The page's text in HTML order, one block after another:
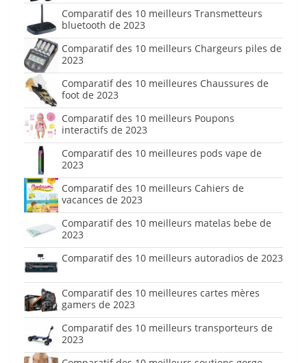
Comparatif des 10 meilleurs Transmetteurs
bluetooth de 2023
Comparatif des 10 meilleurs Chargeurs piles de
2023
Comparatif des 10 meilleures Chaussures de
foot de 2023
Comparatif des 10 meilleurs Poupons
interactifs de 2023
Comparatif des 10 meilleures pods vape de
2023
Comparatif des 10 meilleurs Cahiers de
vacances de 2023
Comparatif des 10 meilleurs matelas bebe de
2023
Comparatif des 10 meilleurs autoradios de 2023
Comparatif des 10 meilleures cartes mères
gamers de 2023
Comparatif des 10 meilleurs transporteurs de
2023